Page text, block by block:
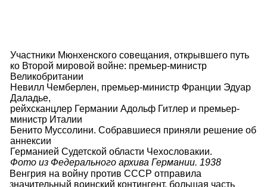
Участники Мюнхенского совещания, открывшего путь
ко Второй мировой войне: премьер-министр
Великобритании
Невилл Чемберлен, премьер-министр Франции Эдуар
Даладье,
рейхсканцлер Германии Адольф Гитлер и премьер-
министр Италии
Бенито Муссолини. Собравшиеся приняли решение об
аннексии
Германией Судетской области Чехословакии.
Фото из Федерального архива Германии. 1938
Венгрия на войну против СССР отправила
значительный воинский контингент, большая часть